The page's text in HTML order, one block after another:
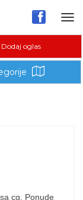
Dodaj oglas
cg. Ponude